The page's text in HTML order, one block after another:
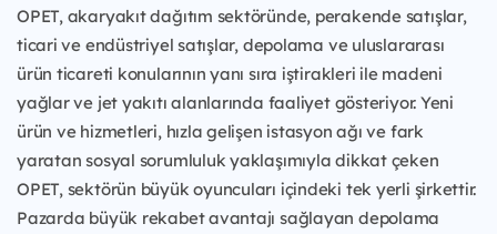
OPET, akaryakıt dağıtım sektöründe, perakende satışlar,
ticari ve endüstriyel satışlar, depolama ve uluslararası
ürün ticareti konularının yanı sıra iştirakleri ile madeni
yağlar ve jet yakıtı alanlarında faaliyet gösteriyor. Yeni
ürün ve hizmetleri, hızla gelişen istasyon ağı ve fark
yaratan sosyal sorumluluk yaklaşımıyla dikkat çeken
OPET, sektörün büyük oyuncuları içindeki tek yerli şirkettir.
Pazarda büyük rekabet avantajı sağlayan depolama